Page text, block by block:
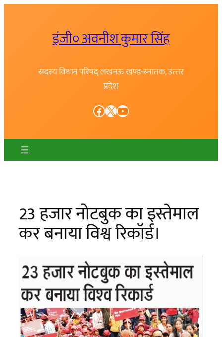
इंजी० अवनीश कुमार सिंह
सदस्य विधान परिषद् लखनऊ खण्ड-स्नातक, उत्त्तर
प्रदेश
Facebook X YouTube
23 हजार नोटबुक का इस्तेमाल
कर बनाया विश्व रिकॉर्ड।